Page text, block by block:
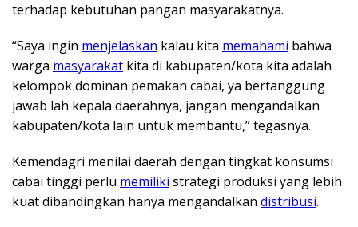
terhadap kebutuhan pangan masyarakatnya.
“Saya ingin menjelaskan kalau kita memahami bahwa
warga masyarakat kita di kabupaten/kota kita adalah
kelompok dominan pemakan cabai, ya bertanggung
jawab lah kepala daerahnya, jangan mengandalkan
kabupaten/kota lain untuk membantu,” tegasnya.
Kemendagri menilai daerah dengan tingkat konsumsi
cabai tinggi perlu memiliki strategi produksi yang lebih
kuat dibandingkan hanya mengandalkan distribusi.